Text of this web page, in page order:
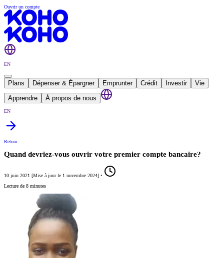
Ouvrir un compte
EN
Plans Dépenser & Épargner Emprunter Crédit Investir
Vie
Apprendre
À propos de nous
EN
Retour
Quand devriez-vous ouvrir votre premier compte bancaire?
10 juin 2021 [Mise à jour le 1 novembre 2024] •
Lecture de 8 minutes